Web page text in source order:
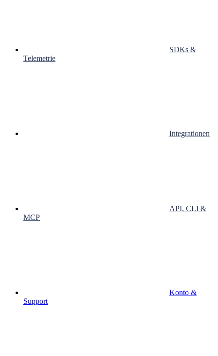
SDKs &
Telemetrie
Integrationen
API, CLI &
MCP
Konto &
Support